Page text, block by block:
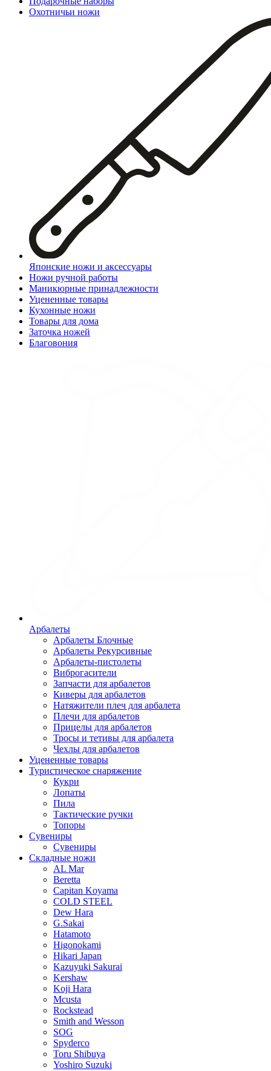
Охотничьи ножи
Японские ножи и аксессуары
Ножи ручной работы
Маникюрные принадлежности
Уцененные товары
Кухонные ножи
Товары для дома
Заточка ножей
Благовония
Арбалеты
Арбалеты Блочные
Арбалеты Рекурсивные
Арбалеты-пистолеты
Виброгасители
Запчасти для арбалетов
Киверы для арбалетов
Натяжители плеч для арбалета
Плечи для арбалетов
Прицелы для арбалетов
Тросы и тетивы для арбалета
Чехлы для арбалетов
Уцененные товары
Туристическое снаряжение
Кукри
Лопаты
Пила
Тактические ручки
Топоры
Сувениры
Сувениры
Складные ножи
AL Mar
Beretta
Capitan Koyama
COLD STEEL
Dew Hara
G.Sakai
Hatamoto
Higonokami
Hikari Japan
Kazuyuki Sakurai
Kershaw
Koji Hara
Mcusta
Rockstead
Smith and Wesson
SOG
Spyderco
Toru Shibuya
Yoshiro Suzuki